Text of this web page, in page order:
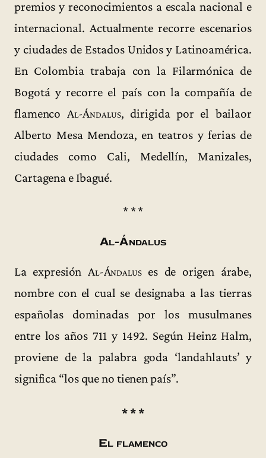
premios y reconocimientos a escala nacional e
internacional. Actualmente recorre escenarios
y ciudades de Estados Unidos y Latinoamérica.
En Colombia trabaja con la Filarmónica de
Bogotá y recorre el país con la compañía de
flamenco Al-Ándalus, dirigida por el bailaor
Alberto Mesa Mendoza, en teatros y ferias de
ciudades como Cali, Medellín, Manizales,
Cartagena e Ibagué.
* * *
Al-Ándalus
La expresión Al-Ándaluses de origen árabe,
nombre con el cual se designaba a las tierras
españolas dominadas por los musulmanes
entre los años 711 y 1492. Según Heinz Halm,
proviene de la palabra goda ‘landahlauts’ y
significa “los que no tienen país”.
* * *
El flamenco